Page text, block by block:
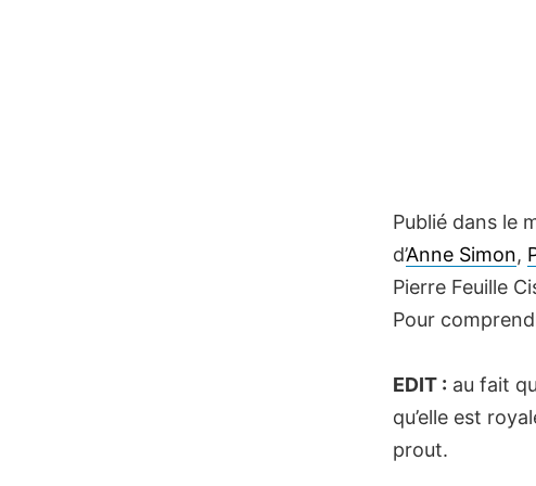
Publié dans le
d’Anne Simon,
Pierre Feuille
Pour
EDIT : au fait
qu’elle est
prout.